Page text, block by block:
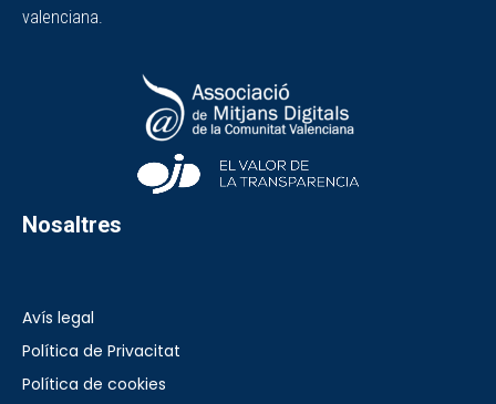
valenciana.
Nosaltres
Avís legal
Política de Privacitat
Política de cookies